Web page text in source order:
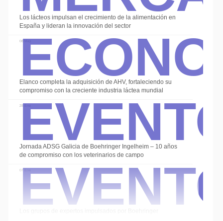
Los lácteos impulsan el crecimiento de la alimentación en
España y lideran la innovación del sector
08 May
Elanco completa la adquisición de AHV, fortaleciendo su
compromiso con la creciente industria láctea mundial
28 Ene
Jornada ADSG Galicia de Boehringer Ingelheim – 10 años
de compromiso con los veterinarios de campo
07 Ene